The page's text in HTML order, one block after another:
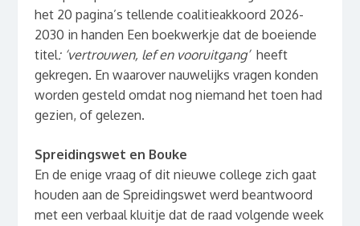
het 20 pagina’s tellende coalitieakkoord 2026-
2030 in handen Een boekwerkje dat de boeiende
titel: ‘vertrouwen, lef en vooruitgang’ heeft
gekregen. En waarover nauwelijks vragen konden
worden gesteld omdat nog niemand het toen had
gezien, of gelezen.
Spreidingswet en Bouke
En de enige vraag of dit nieuwe college zich gaat
houden aan de Spreidingswet werd beantwoord
met een verbaal kluitje dat de raad volgende week